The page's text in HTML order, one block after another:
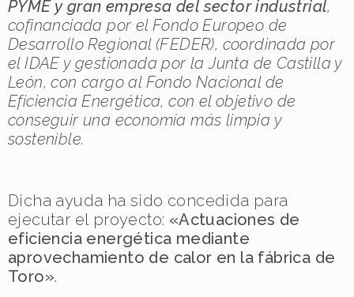
PYME y gran empresa del sector industrial,
cofinanciada por el Fondo Europeo de
Desarrollo Regional (FEDER), coordinada por
el IDAE y gestionada por la Junta de Castilla y
León, con cargo al Fondo Nacional de
Eficiencia Energética, con el objetivo de
conseguir una economía más limpia y
sostenible.
Dicha ayuda ha sido concedida para
ejecutar el proyecto: «Actuaciones de
eficiencia energética mediante
aprovechamiento de calor en la fábrica de
Toro».